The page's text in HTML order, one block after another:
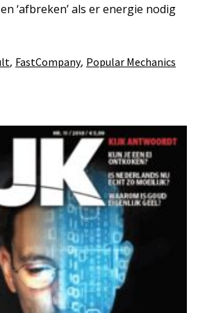
‘afbreken’ als er energie nodig
, FastCompany, Popular Mechanics